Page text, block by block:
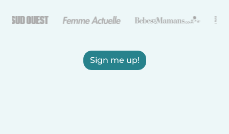
Sign me up!